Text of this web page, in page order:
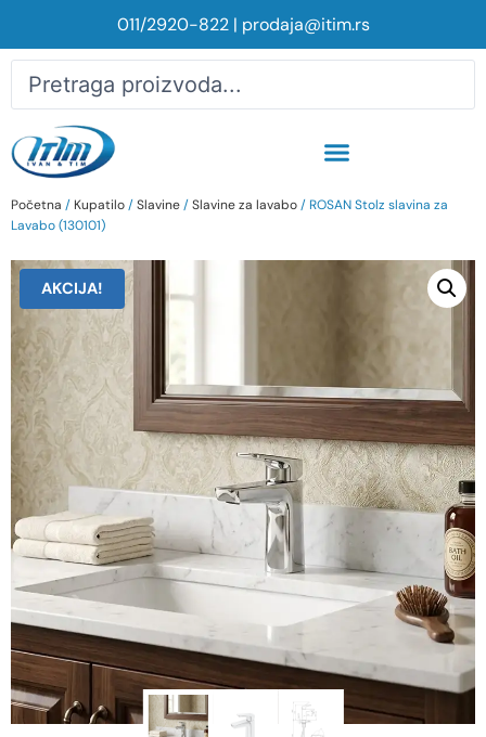
011/2920-822| prodaja@itim.rs
Početna / Kupatilo/Slavine/Slavine za lavabo/ ROSAN Stolz slavina za
Lavabo (130101)
AKCIJA!